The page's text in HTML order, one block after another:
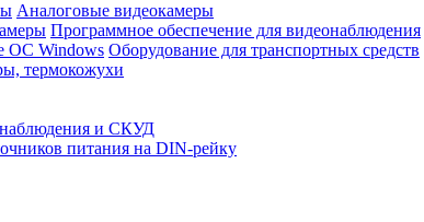
Аналоговые видеокамеры
Программное обеспечение для видеонаблюдения
ОС Windows Оборудование для транспортных средств
термокожухи
и СКУД
питания на DIN-рейку